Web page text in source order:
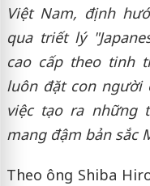
Việt Nam, định
qua triết lý
cao cấp theo tinh
luôn đặt con
việc tạo ra những
mang đậm bản sắc
Theo ông Shiba